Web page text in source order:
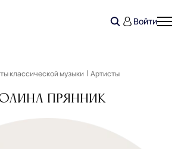
Войти
классической музыки Артисты
Прянник